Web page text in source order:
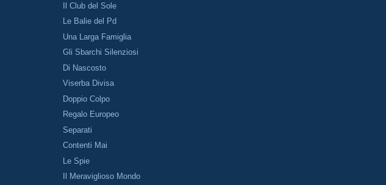
Il Club del Sole
Le Balie del Pd
Una Larga Famiglia
Gli Sbarchi Silenziosi
Di Nascosto
Viserba Divisa
Doppio Colpo
Regalo Europeo
Separati
Contenti Mai
Le Spie
Il Meraviglioso Mondo